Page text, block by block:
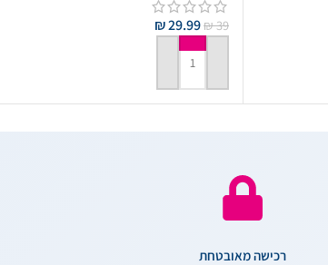
₪39
₪29.99
הוספה לסל
רכישה מאובטחת